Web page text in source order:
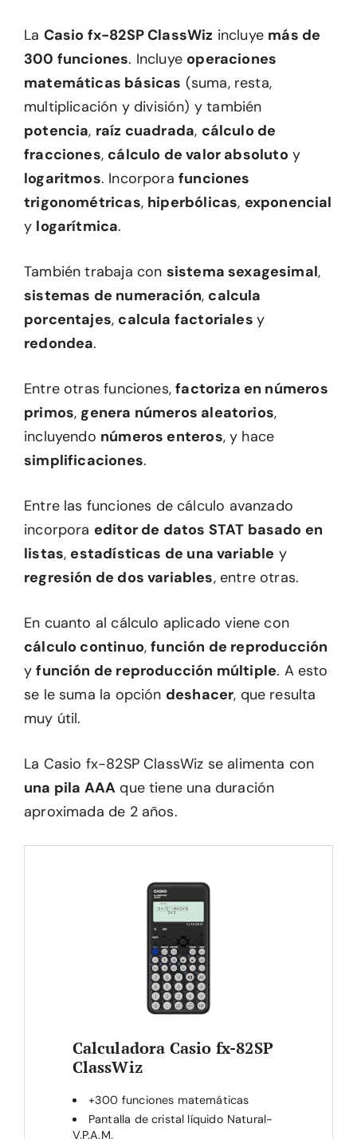
La Casio fx-82SP ClassWiz incluye más de
300 funciones. Incluye operaciones
matemáticas básicas (suma, resta,
multiplicación y división) y también
potencia, raíz cuadrada, cálculo de
fracciones, cálculo de valor absoluto y
logaritmos. Incorpora funciones
trigonométricas, hiperbólicas, exponencial
y logarítmica.
También trabaja con sistema sexagesimal,
sistemas de numeración, calcula
porcentajes, calcula factoriales y
redondea.
Entre otras funciones,factoriza en números
primos, genera números aleatorios,
incluyendo números enteros, y hace
simplificaciones.
Entre las funciones de cálculo avanzado
incorpora editor de datos STAT basado en
listas, estadísticas de una variable y
regresión de dos variables, entre otras.
En cuanto al cálculo aplicado viene con
cálculo continuo,función de reproducción
yfunción de reproducción múltiple. A esto
se le suma la opción deshacer, que resulta
muy útil.
La Casio fx-82SP ClassWiz se alimenta con
una pila AAA que tiene una duración
aproximada de 2 años.
Calculadora Casio fx-82SP
ClassWiz
+300 funciones matemáticas
Pantalla de cristal líquido Natural-
V.P.A.M.